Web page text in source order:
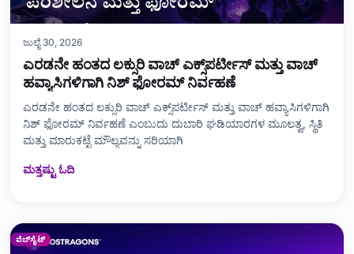
ಜುಲೈ 30, 2026
ಎರಡನೇ ಹಂತದ ಲಕ್ಸುರಿ ವಾಚ್ ಎಕ್ಸ್‌ಪರ್ಟೀಸ್ ಮತ್ತು ವಾಚ್
ಹವ್ಯಾಸಿಗಳಿಗಾಗಿ ನಿಶ್ ಫೋರಮ್ ನಿರ್ವಹಣೆ
ಎರಡನೇ ಹಂತದ ಲಕ್ಸುರಿ ವಾಚ್ ಎಕ್ಸ್‌ಪರ್ಟೀಸ್ ಮತ್ತು ವಾಚ್ ಹವ್ಯಾಸಿಗಳಿಗಾಗಿ
ನಿಶ್ ಫೋರಮ್ ನಿರ್ವಹಣೆ ಎಂಬುದು ದುಬಾರಿ ಘಡಿಯಾರಗಳ ಮೂಲತ್ವ, ಸ್ಥಿತಿ
ಮತ್ತು ಮಾರುಕಟ್ಟೆ ಮೌಲ್ಯವನ್ನು ಸರಿಯಾಗಿ
ಮತ್ತಷ್ಟು ಓದಿ
ವೆಬ್‌ಸೈಟ್